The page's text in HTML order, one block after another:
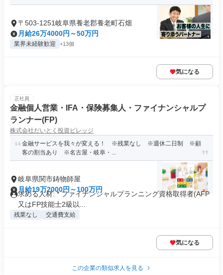
〒503-1251岐阜県養老郡養老町石畑
月給26万4000円～50万円
業界未経験歓迎 +13個
気になる
正社員
金融個人営業・IFA・保険募集人・ファイナンシャルプ
ランナー(FP)
株式会社だいとく投資ビレッジ
金融サービスを我々が変える！ ※残業なし ※週休二日制 ※顧
客の割当あり ※名古屋・岐阜・...
岐阜県関市鋳物師屋
月給19万2000円～100万円
求める人材: * ファイナンシャルプランニング資格取得者(AFP
又はFP技能士2級以...
残業なし 交通費支給
気になる
この企業の類似求人を見る